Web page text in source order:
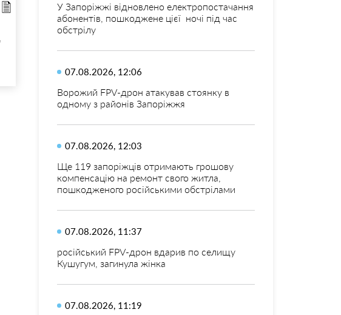
У Запоріжжі відновлено електропостачання
абонентів, пошкоджене цієї ночі під час
обстрілу
07.08.2026, 12:06
Ворожий FPV-дрон атакував стоянку в
одному з районів Запоріжжя
07.08.2026, 12:03
Ще 119 запоріжців отримають грошову
компенсацію на ремонт свого житла,
пошкодженого російськими обстрілами
07.08.2026, 11:37
російський FPV-дрон вдарив по селищу
Кушугум, загинула жінка
07.08.2026, 11:19